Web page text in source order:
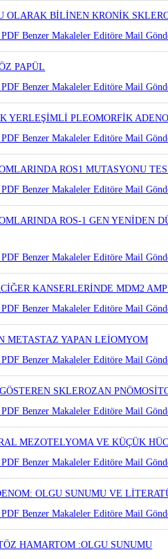
PDFBenzer MakalelerEditöre Mail
OLARAK BİLİNEN KRONİK
PDFBenzer Makaleler
PAPÜL
PDFBenzer MakalelerEditöre Mail
YERLEŞİMLİ PLEOMORFİK
PDFBenzer MakalelerEditöre Mail
ROS1 MUTASYONU
PDFBenzer MakalelerEditöre Mail
ROS-1 GEN YENİDEN
PDFBenzer MakalelerEditöre Mail
KANSERLERİNDE MDM2
PDFBenzer MakalelerEditöre Mail
METASTAZ YAPAN LEİOMYOM
PDFBenzer MakalelerEditöre Mail
SKLEROZAN
PDFBenzer MakalelerEditöre Mail
MEZOTELYOMA VE KÜÇÜK
PDFBenzer MakalelerEditöre Mail
OLGU SUNUMU VE
PDFBenzer MakalelerEditöre Mail